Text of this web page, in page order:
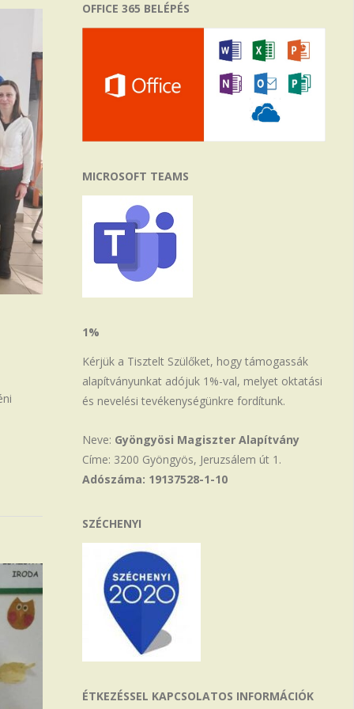
OFFICE 365 BELÉPÉS
MICROSOFT TEAMS
1%
Kérjük a Tisztelt Szülőket, hogy támogassák
alapítványunkat adójuk 1%-val, melyet oktatási
és nevelési tevékenységünkre fordítunk.
Neve: Gyöngyösi Magiszter Alapítvány
Címe: 3200 Gyöngyös, Jeruzsálem út 1.
Adószáma: 19137528-1-10
SZÉCHENYI
ÉTKEZÉSSEL KAPCSOLATOS INFORMÁCIÓK